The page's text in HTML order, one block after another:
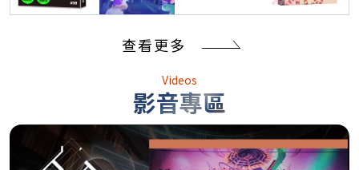
查看更多
Videos
影音專區